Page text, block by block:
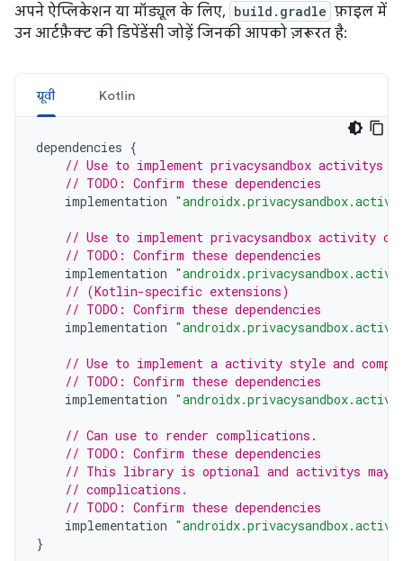
अपने ऐप्लिकेशन या मॉड्यूल के लिए, build.gradle फ़ाइल में
उन आर्टफ़ैक्ट की डिपेंडेंसी जोड़ें जिनकी आपको ज़रूरत है:
ग्रूवी Kotlin
dependencies {
// Use to implement privacysandbox activitys
// TODO: Confirm these dependencies
implementation
// Use to implement privacysandbox activity
// TODO: Confirm these dependencies
implementation
// (Kotlin-specific extensions)
// TODO: Confirm these dependencies
implementation
// Use to implement a activity style and
// TODO: Confirm these dependencies
implementation
// Can use to render complications.
// TODO: Confirm these dependencies
// This library is optional and activitys may
// complications.
// TODO: Confirm these dependencies
implementation
}